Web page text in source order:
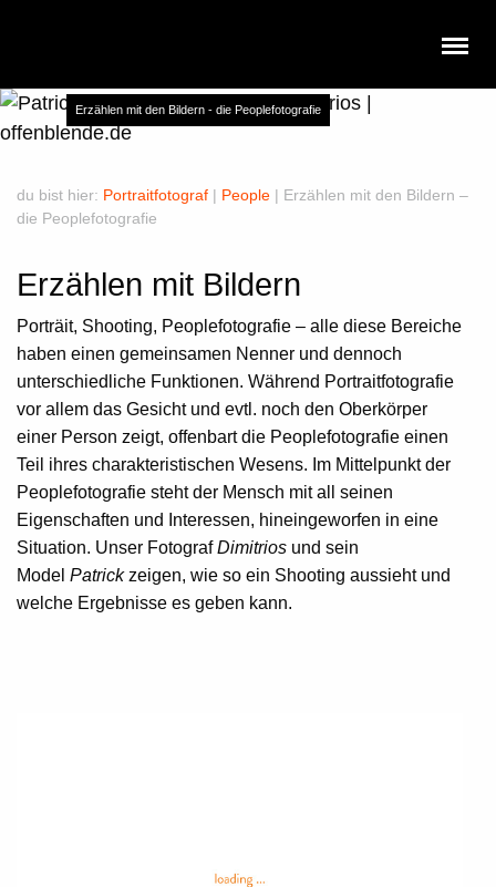
Erzählen mit den Bildern - die Peoplefotografie
du bist hier: Portraitfotograf | People | Erzählen mit den Bildern –
die Peoplefotografie
Erzählen mit Bildern
Porträit, Shooting, Peoplefotografie – alle diese Bereiche
haben einen gemeinsamen Nenner und dennoch
unterschiedliche Funktionen. Während Portraitfotografie
vor allem das Gesicht und evtl. noch den Oberkörper
einer Person zeigt, offenbart die Peoplefotografie einen
Teil ihres charakteristischen Wesens. Im Mittelpunkt der
Peoplefotografie steht der Mensch mit all seinen
Eigenschaften und Interessen, hineingeworfen in eine
Situation. Unser FotografDimitrios und sein
Model Patrickzeigen, wie so ein Shooting aussieht und
welche Ergebnisse es geben kann.